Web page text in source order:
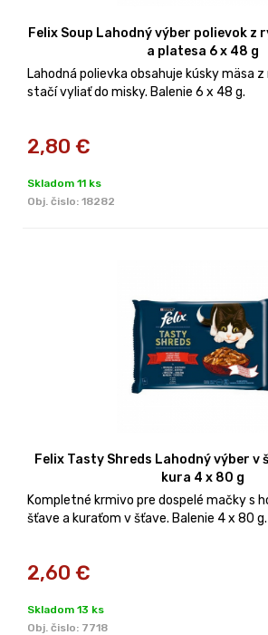
Felix Soup Lahodný výber polievok z
a platesa 6 x 48 g
Lahodná polievka obsahuje kúsky mäsa
stačí vyliať do misky. Balenie 6 x 48 g.
2,80 €
Skladom 11 ks
Obj. čislo: 18282
Felix Tasty Shreds Lahodný výber v
kura 4 x 80 g
Kompletné krmivo pre dospelé mačky s
šťave a kuraťom v šťave. Balenie 4 x 80 g.
2,60 €
Skladom 13 ks
Obj. čislo: 7718